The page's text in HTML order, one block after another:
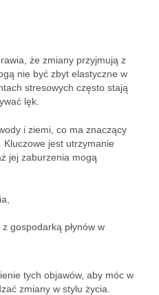
że zmiany przyjmują z
nie być zbyt elastyczne w
stresowych często stają
lęk.
i ziemi, co ma znaczący
Kluczowe jest utrzymanie
jej zaburzenia mogą
gospodarką płynów w
tych objawów, aby móc w
zmiany w stylu życia.